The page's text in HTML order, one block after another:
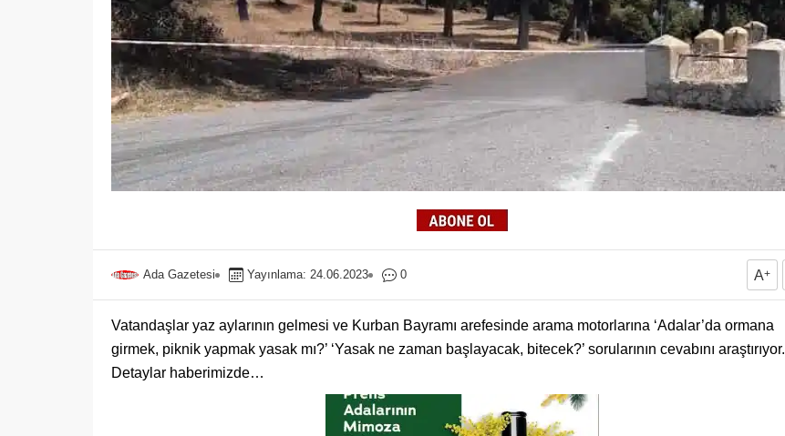
Ada Gazetesi Yayınlama: 24.06.2023 0 A+
Vatandaşlar yaz aylarının gelmesi ve Kurban Bayramı arefesinde arama motorlarına ‘Adalar’da ormana
girmek, piknik yapmak yasak mı?’ ‘Yasak ne zaman başlayacak, bitecek?’ sorularının cevabını araştırıyor.
Detaylar haberimizde…